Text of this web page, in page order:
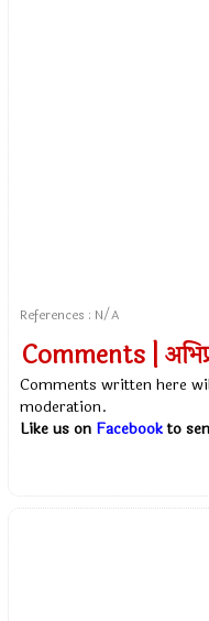
References : N/A
Comments |
Comments written here
moderation.
Like us on Facebookto